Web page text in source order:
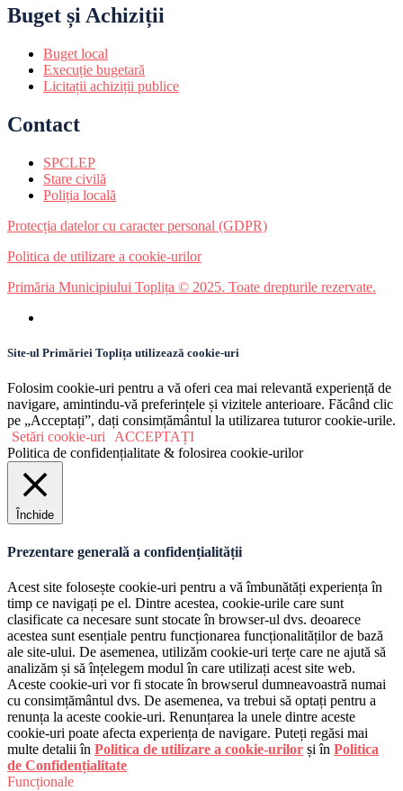
Buget și Achiziții
Buget local
Execuție bugetară
Licitații achiziții publice
Contact
SPCLEP
Stare civilă
Poliția locală
Protecția datelor cu caracter personal (GDPR)
Politica de utilizare a cookie-urilor
Primăria Municipiului Toplița © 2025. Toate drepturile rezervate.
Site-ul Primăriei Toplița utilizează cookie-uri
Folosim cookie-uri pentru a vă oferi cea mai relevantă experiență de
navigare, amintindu-vă preferințele și vizitele anterioare. Făcând clic
pe „Acceptați”, dați consimțământul la utilizarea tuturor cookie-urile.
Setări cookie-uri ACCEPTAȚI
Politica de confidențialitate & folosirea cookie-urilor
Închide
Prezentare generală a confidențialității
Acest site folosește cookie-uri pentru a vă îmbunătăți experiența în
timp ce navigați pe el. Dintre acestea, cookie-urile care sunt
clasificate ca necesare sunt stocate în browser-ul dvs. deoarece
acestea sunt esențiale pentru funcționarea funcționalităților de bază
ale site-ului. De asemenea, utilizăm cookie-uri terțe care ne ajută să
analizăm și să înțelegem modul în care utilizați acest site web.
Aceste cookie-uri vor fi stocate în browserul dumneavoastră numai
cu consimțământul dvs. De asemenea, va trebui să optați pentru a
renunța la aceste cookie-uri. Renunțarea la unele dintre aceste
cookie-uri poate afecta experiența de navigare. Puteți regăsi mai
multe detalii în Politica de utilizare a cookie-urilor și în Politica
de Confidențialitate
Funcționale